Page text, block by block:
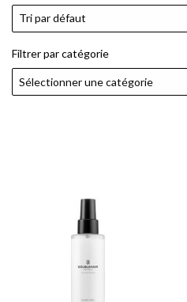
Filtrer par catégorie